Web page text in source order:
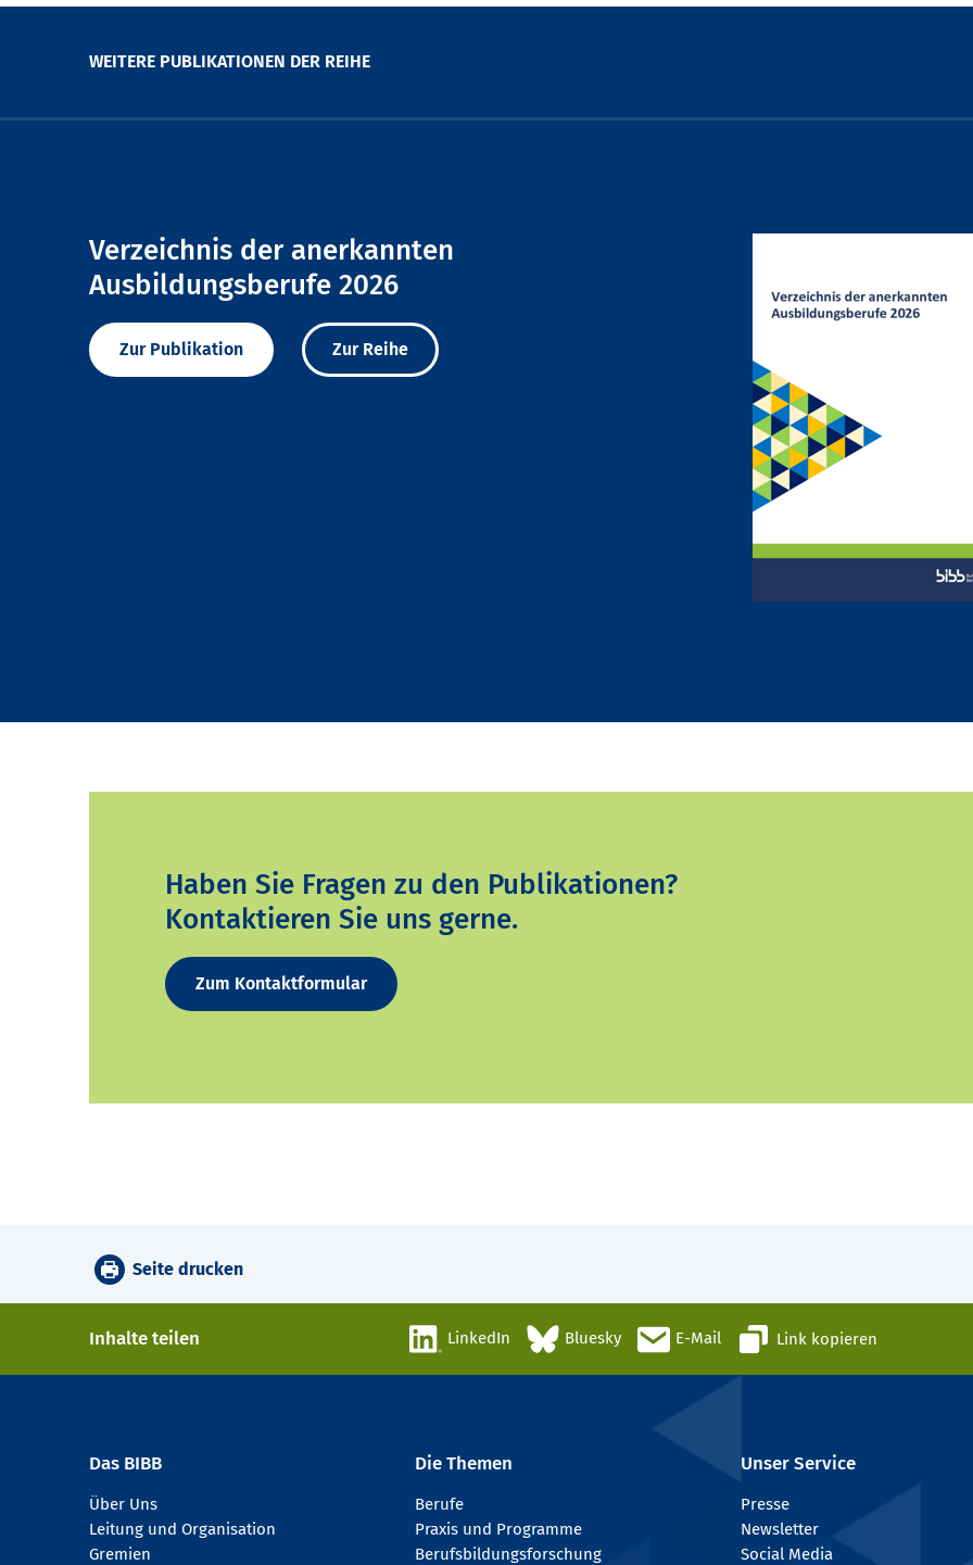
WEITERE PUBLIKATIONEN DER REIHE
Verzeichnis der anerkannten
Ausbildungsberufe 2026
Zur Publikation Zur Reihe
Haben Sie Fragen zu den Publikationen?
Kontaktieren Sie uns gerne.
Zum Kontaktformular
Seite drucken
Inhalte teilen LinkedIn Bluesky E-Mail Link kopieren
Das BIBB
Über Uns
Leitung und Organisation
Gremien
Die Themen
Berufe
Praxis und Programme
Berufsbildungsforschung
Unser Service
Presse
Newsletter
Social Media